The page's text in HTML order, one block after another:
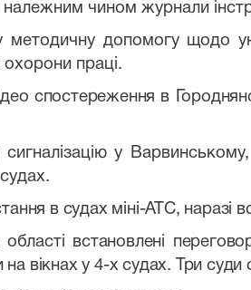
чином журнали
допомогу щодо
праці.
спостереження в
у
в судах міні-АТС, наразі
встановлені
вікнах у 4-х судах. Три